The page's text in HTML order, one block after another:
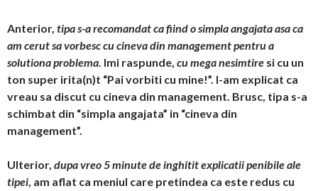
Anterior, tipa s-a recomandat ca fiind o simpla angajata asa ca
am cerut sa vorbesc cu cineva din management pentru a
solutiona problema. Imi raspunde, cu mega nesimtire si cu un
ton super irita(n)t “Pai vorbiti cu mine!”. I-am explicat ca
vreau sa discut cu cineva din management. Brusc, tipa s-a
schimbat din “simpla angajata” in “cineva din
management”.
Ulterior, dupa vreo 5 minute de inghitit explicatii penibile ale
tipei, am aflat ca meniul care pretindea ca este redus cu